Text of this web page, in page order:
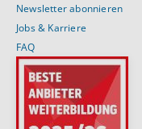
Newsletter abonnieren
Jobs & Karriere
FAQ